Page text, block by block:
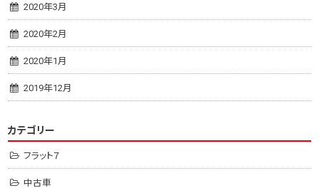
2020年3月
2020年2月
2020年1月
2019年12月
カテゴリー
フラット７
中古車